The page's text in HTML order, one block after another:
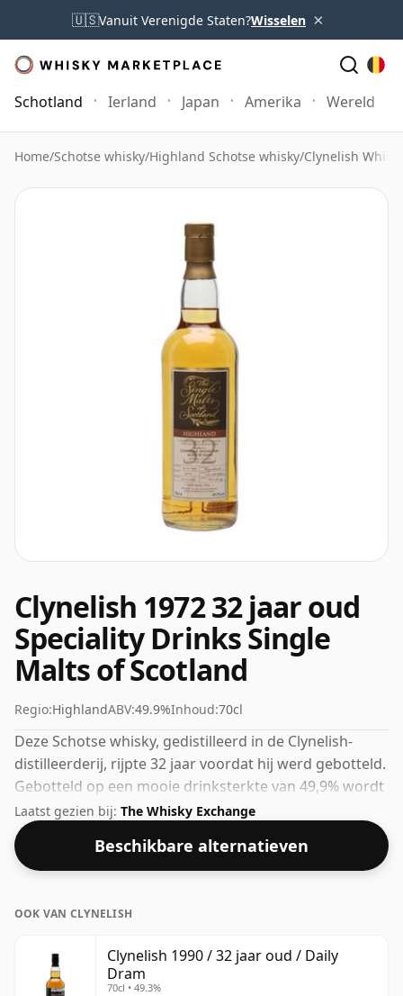
🇺🇸Vanuit Verenigde Staten?Wisselen ×
Schotland Ierland Japan Amerika Wereld
Home/Schotse whisky/Highland Schotse whisky/Clynelish
Clynelish 1972 32 jaar oud
Speciality Drinks Single
Malts of Scotland
Regio:HighlandABV:49.9%Inhoud:70cl
Deze Schotse whisky, gedistilleerd in de Clynelish-
distilleerderij, rijpte 32 jaar voordat hij werd gebotteld.
Gebotteld op een mooie drinksterkte van 49,9% wordt
deze whisky geleverd in een fles van 70cl.
Laatst gezien bij: The Whisky Exchange
Beschikbare alternatieven
OOK VAN CLYNELISH
Clynelish 1990 / 32 jaar oud / Daily
Dram
70cl • 49.3%